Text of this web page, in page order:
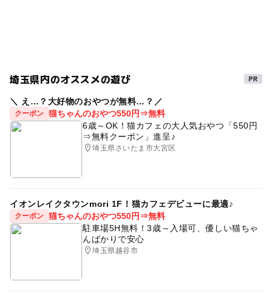
星を学べる科学館 駐車場あり
春休みおでかけ 節約でおでかけ
夏休み・自由研究2026 屋内遊び場
寒い日 GW 遊び場
雨でも遊べる 冬休み2025-2026
シルバーウィーク2026 屋内施設
GW(ゴールデンウィーク)2027
埼玉県内のオススメの遊び
＼ え…？大好物のおやつが無料…？／
クーポン 猫ちゃんのおやつ550円⇒無料
6歳～OK！猫カフェの大人気おやつ「550円
⇒無料クーポン」進呈♪
埼玉県さいたま市大宮区
イオンレイクタウンmori 1F！猫カフェデビューに最適♪
クーポン 猫ちゃんのおやつ550円⇒無料
駐車場5H無料！3歳～入場可、優しい猫ちゃ
んばかりで安心
埼玉県越谷市